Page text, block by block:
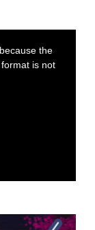
the
is not